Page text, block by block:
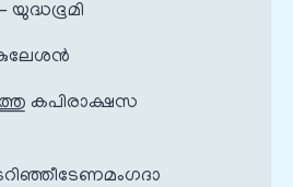
യുദ്ധഭൂമി
കപിരാക്ഷസ